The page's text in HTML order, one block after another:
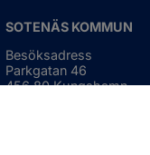
SOTENÄS KOMMUN
Besöksadress
Parkgatan 46
456 80 Kungshamn